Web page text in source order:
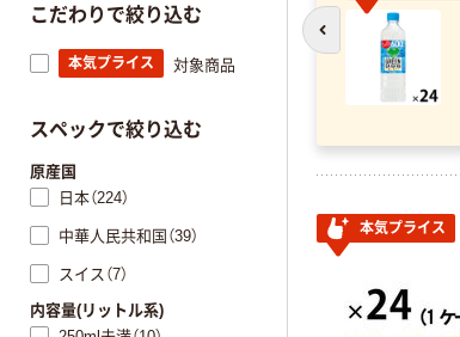
ットイオンウォーター 500ml 1箱（24
前のスライドへ
本気プライス
こだわりで絞り込む
本気プライス 対象商品
スペックで絞り込む
原産国
日本（224）
中華人民共和国（39）
スイス（7）
内容量(リットル系)